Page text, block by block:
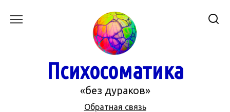
Психосоматика
«без дураков»
Обратная связь